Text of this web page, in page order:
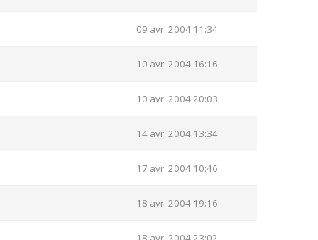
09 avr. 2004 11:34
10 avr. 2004 16:16
10 avr. 2004 20:03
14 avr. 2004 13:34
17 avr. 2004 10:46
18 avr. 2004 19:16